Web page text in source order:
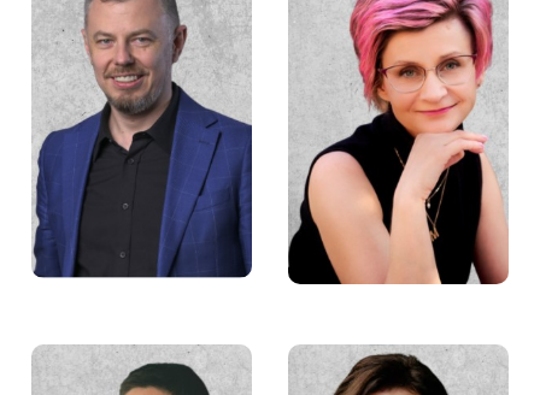
Paweł Czapliński Małgorzata Lipińska